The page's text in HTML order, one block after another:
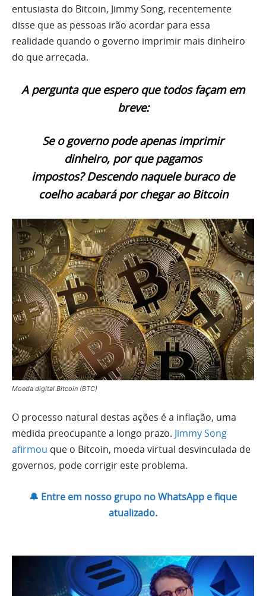
entusiasta do Bitcoin, Jimmy Song, recentemente
disse que as pessoas irão acordar para essa
realidade quando o governo imprimir mais dinheiro
do que arrecada.
A pergunta que espero que todos façam em
breve:
Se o governo pode apenas imprimir
dinheiro, por que pagamos
impostos?Descendo naquele buraco de
coelho acabará por chegar ao Bitcoin
Moeda digital Bitcoin (BTC)
O processo natural destas ações é a inflação, uma
medida preocupante a longo prazo. Jimmy Song
afirmou que o Bitcoin, moeda virtual desvinculada de
governos, pode corrigir este problema.
🔔 Entre em nosso grupo no WhatsApp e fique
atualizado.